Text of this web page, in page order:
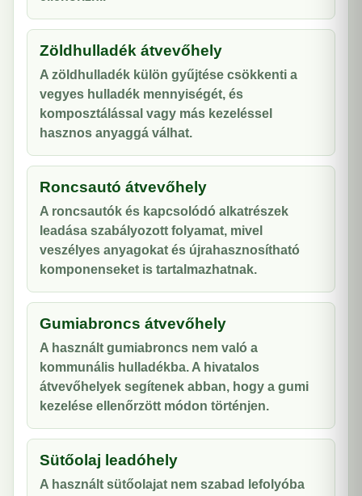
Zöldhulladék átvevőhely
A zöldhulladék külön gyűjtése csökkenti a
vegyes hulladék mennyiségét, és
komposztálással vagy más kezeléssel
hasznos anyaggá válhat.
Roncsautó átvevőhely
A roncsautók és kapcsolódó alkatrészek
leadása szabályozott folyamat, mivel
veszélyes anyagokat és újrahasznosítható
komponenseket is tartalmazhatnak.
Gumiabroncs átvevőhely
A használt gumiabroncs nem való a
kommunális hulladékba. A hivatalos
átvevőhelyek segítenek abban, hogy a gumi
kezelése ellenőrzött módon történjen.
Sütőolaj leadóhely
A használt sütőolajat nem szabad lefolyóba